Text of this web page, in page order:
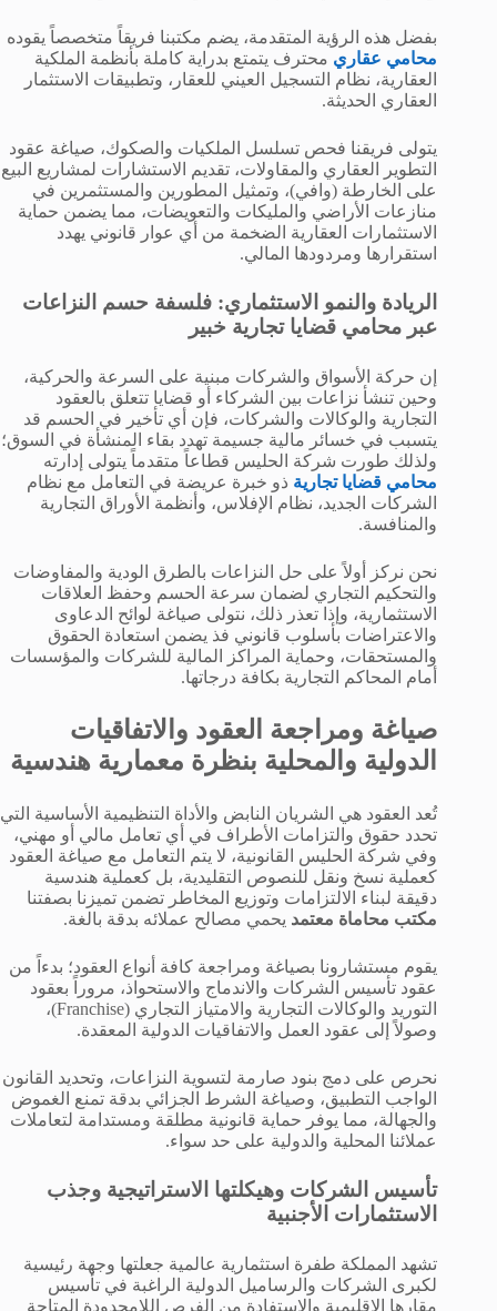
بفضل هذه الرؤية المتقدمة، يضم مكتبنا فريقاً متخصصاً يقوده
محامي عقاري محترف يتمتع بدراية كاملة بأنظمة الملكية
العقارية، نظام التسجيل العيني للعقار، وتطبيقات الاستثمار
العقاري الحديثة.
يتولى فريقنا فحص تسلسل الملكيات والصكوك، صياغة عقود
التطوير العقاري والمقاولات، تقديم الاستشارات لمشاريع البيع
على الخارطة (وافي)، وتمثيل المطورين والمستثمرين في
منازعات الأراضي والمليكات والتعويضات، مما يضمن حماية
الاستثمارات العقارية الضخمة من أي عوار قانوني يهدد
استقرارها ومردودها المالي.
الريادة والنمو الاستثماري: فلسفة حسم النزاعات
عبر محامي قضايا تجارية خبير
إن حركة الأسواق والشركات مبنية على السرعة والحركية،
وحين تنشأ نزاعات بين الشركاء أو قضايا تتعلق بالعقود
التجارية والوكالات والشركات، فإن أي تأخير في الحسم قد
يتسبب في خسائر مالية جسيمة تهدد بقاء المنشأة في السوق؛
ولذلك طورت شركة الحليس قطاعاً متقدماً يتولى إدارته
محامي قضايا تجارية ذو خبرة عريضة في التعامل مع نظام
الشركات الجديد، نظام الإفلاس، وأنظمة الأوراق التجارية
والمنافسة.
نحن نركز أولاً على حل النزاعات بالطرق الودية والمفاوضات
والتحكيم التجاري لضمان سرعة الحسم وحفظ العلاقات
الاستثمارية، وإذا تعذر ذلك، نتولى صياغة لوائح الدعاوى
والاعتراضات بأسلوب قانوني فذ يضمن استعادة الحقوق
والمستحقات، وحماية المراكز المالية للشركات والمؤسسات
أمام المحاكم التجارية بكافة درجاتها.
صياغة ومراجعة العقود والاتفاقيات
الدولية والمحلية بنظرة معمارية هندسية
تُعد العقود هي الشريان النابض والأداة التنظيمية الأساسية التي
تحدد حقوق والتزامات الأطراف في أي تعامل مالي أو مهني،
وفي شركة الحليس القانونية، لا يتم التعامل مع صياغة العقود
كعملية نسخ ونقل للنصوص التقليدية، بل كعملية هندسية
دقيقة لبناء الالتزامات وتوزيع المخاطر تضمن تميزنا بصفتنا
مكتب محاماة معتمد يحمي مصالح عملائه بدقة بالغة.
يقوم مستشارونا بصياغة ومراجعة كافة أنواع العقود؛ بدءاً من
عقود تأسيس الشركات والاندماج والاستحواذ، مروراً بعقود
التوريد والوكالات التجارية والامتياز التجاري (Franchise)،
وصولاً إلى عقود العمل والاتفاقيات الدولية المعقدة.
نحرص على دمج بنود صارمة لتسوية النزاعات، وتحديد القانون
الواجب التطبيق، وصياغة الشرط الجزائي بدقة تمنع الغموض
والجهالة، مما يوفر حماية قانونية مطلقة ومستدامة لتعاملات
عملائنا المحلية والدولية على حد سواء.
تأسيس الشركات وهيكلتها الاستراتيجية وجذب
الاستثمارات الأجنبية
تشهد المملكة طفرة استثمارية عالمية جعلتها وجهة رئيسية
لكبرى الشركات والرساميل الدولية الراغبة في تأسيس
مقارها الإقليمية والاستفادة من الفرص اللامحدودة المتاحة